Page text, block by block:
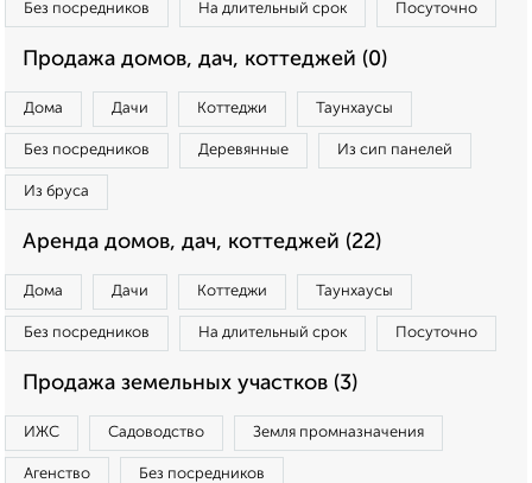
Без посредников На длительный срок Посуточно
Продажа домов, дач, коттеджей (0)
Дома Дачи Коттеджи Таунхаусы
Без посредников Деревянные Из сип панелей
Из бруса
Аренда домов, дач, коттеджей (22)
Дома Дачи Коттеджи Таунхаусы
Без посредников На длительный срок Посуточно
Продажа земельных участков (3)
ИЖС Садоводство Земля промназначения
Агенство Без посредников